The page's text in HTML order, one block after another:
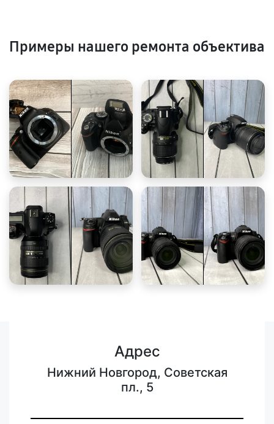
Примеры нашего ремонта объектива
Адрес
Нижний Новгород, Советская
пл., 5